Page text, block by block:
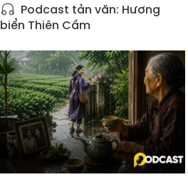
Podcast tản văn: Hương
biển Thiên Cầm